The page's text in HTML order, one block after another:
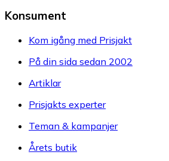
Konsument
Kom igång med Prisjakt
På din sida sedan 2002
Artiklar
Prisjakts experter
Teman & kampanjer
Årets butik